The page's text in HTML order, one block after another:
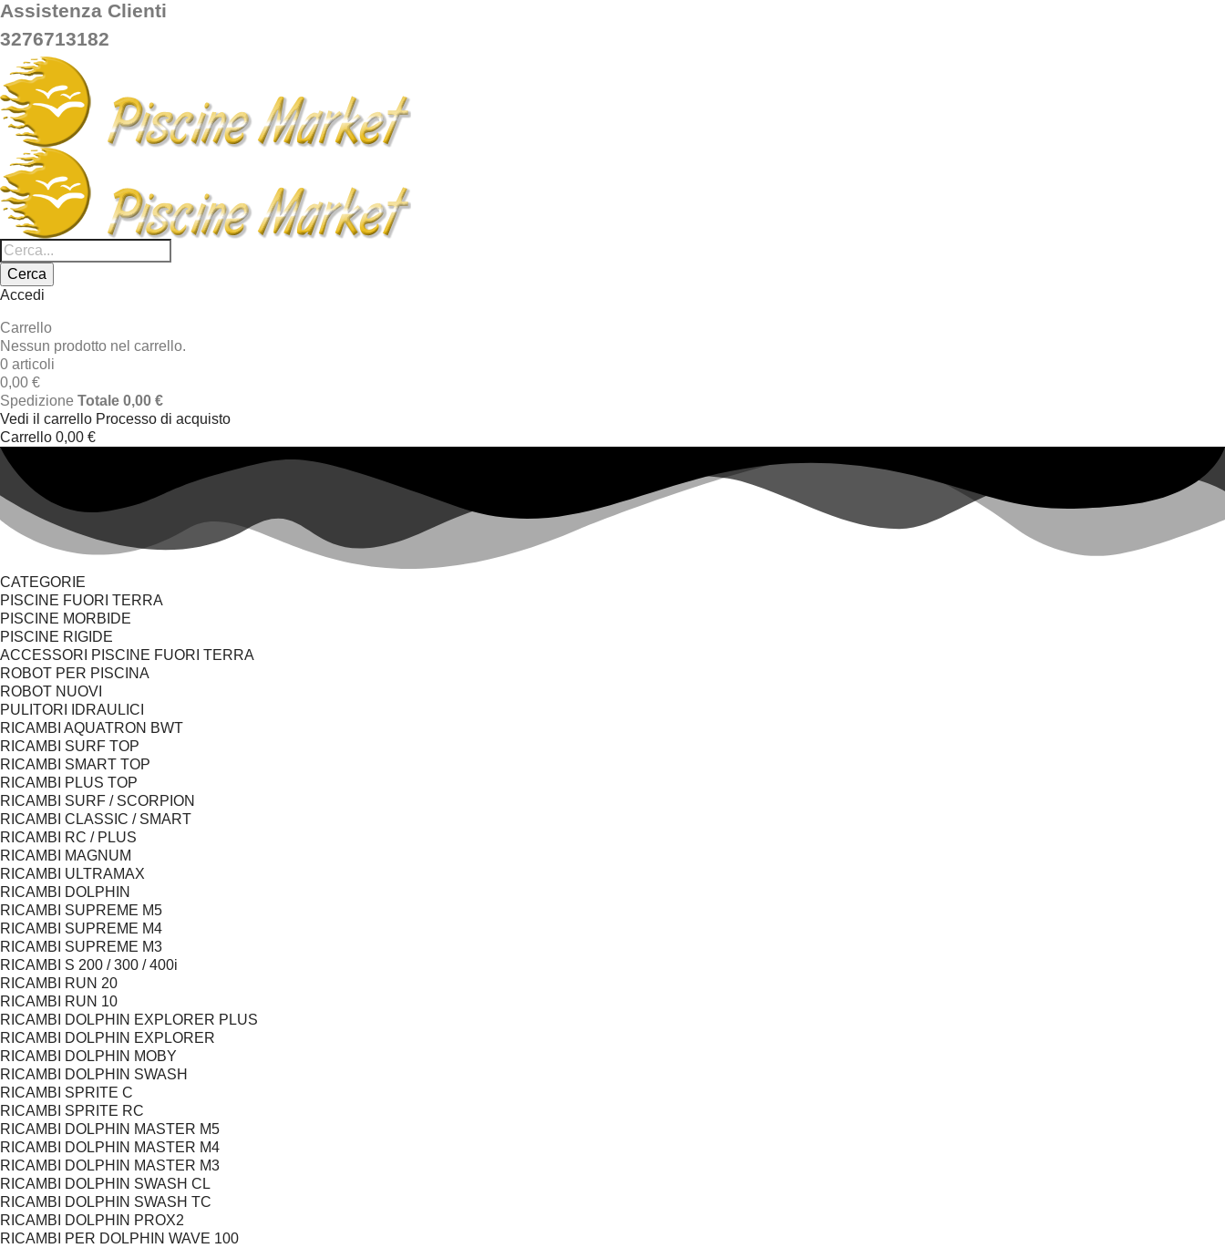
Assistenza Clienti
3276713182
Cerca
Accedi
Carrello
Nessun prodotto nel carrello.
0 articoli
0,00 €
Spedizione Totale 0,00 €
Vedi il carrello Processo di acquisto
Carrello 0,00 €
CATEGORIE
PISCINE FUORI TERRA
PISCINE MORBIDE
PISCINE RIGIDE
ACCESSORI PISCINE FUORI TERRA
ROBOT PER PISCINA
ROBOT NUOVI
PULITORI IDRAULICI
RICAMBI AQUATRON BWT
RICAMBI SURF TOP
RICAMBI SMART TOP
RICAMBI PLUS TOP
RICAMBI SURF / SCORPION
RICAMBI CLASSIC / SMART
RICAMBI RC / PLUS
RICAMBI MAGNUM
RICAMBI ULTRAMAX
RICAMBI DOLPHIN
RICAMBI SUPREME M5
RICAMBI SUPREME M4
RICAMBI SUPREME M3
RICAMBI S 200 / 300 / 400i
RICAMBI RUN 20
RICAMBI RUN 10
RICAMBI DOLPHIN EXPLORER PLUS
RICAMBI DOLPHIN EXPLORER
RICAMBI DOLPHIN MOBY
RICAMBI DOLPHIN SWASH
RICAMBI SPRITE C
RICAMBI SPRITE RC
RICAMBI DOLPHIN MASTER M5
RICAMBI DOLPHIN MASTER M4
RICAMBI DOLPHIN MASTER M3
RICAMBI DOLPHIN SWASH CL
RICAMBI DOLPHIN SWASH TC
RICAMBI DOLPHIN PROX2
RICAMBI PER DOLPHIN WAVE 100